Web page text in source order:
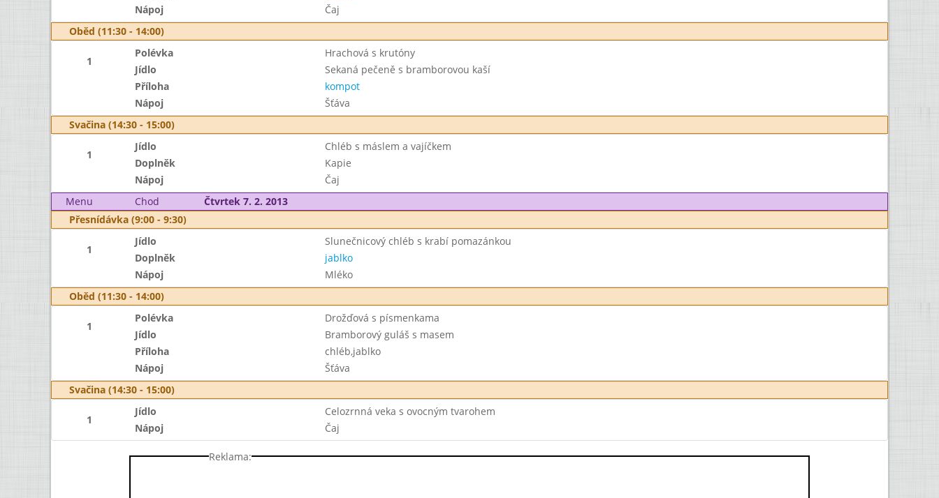
Nápoj
Čaj
Oběd (11:30 - 14:00)
1
Polévka
Hrachová s krutóny
Jídlo
Sekaná pečeně s bramborovou kaší
Příloha
kompot
Nápoj
Šťáva
Svačina (14:30 - 15:00)
1
Jídlo
Chléb s máslem a vajíčkem
Doplněk
Kapie
Nápoj
Čaj
Menu
Chod
Čtvrtek 7. 2. 2013
Přesnídávka (9:00 - 9:30)
1
Jídlo
Slunečnicový chléb s krabí pomazánkou
Doplněk
jablko
Nápoj
Mléko
Oběd (11:30 - 14:00)
1
Polévka
Drožďová s písmenkama
Jídlo
Bramborový guláš s masem
Příloha
chléb,jablko
Nápoj
Šťáva
Svačina (14:30 - 15:00)
1
Jídlo
Celozrnná veka s ovocným tvarohem
Nápoj
Čaj
Reklama: